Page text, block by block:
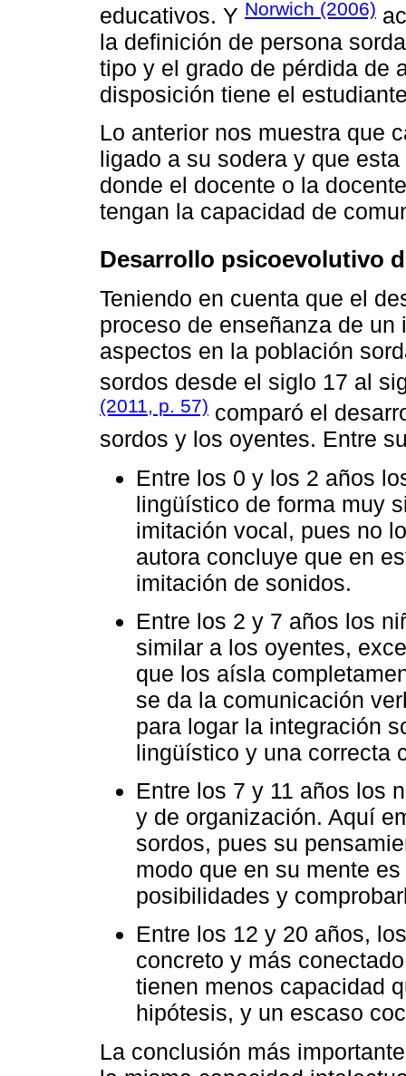
educativos. Y Norwich (2006)
la definición de persona
tipo y el grado de pérdida de
disposición tiene el
Lo anterior nos muestra que
ligado a su sodera y que
donde el docente o la
tengan la capacidad de
Desarrollo psicoevolutivo
Teniendo en cuenta que el
proceso de enseñanza de
aspectos en la población
sordos desde el siglo 17 al
(2011, p. 57) comparó el
sordos y los oyentes. Entre
Entre los 0 y los 2 años
lingüístico de forma muy
imitación vocal, pues no
autora concluye que en
imitación de sonidos.
Entre los 2 y 7 años los
similar a los oyentes,
que los aísla
se da la comunicación
para logar la integración
lingüístico y una correcta
Entre los 7 y 11 años los
y de organización. Aquí
sordos, pues su
modo que en su mente
posibilidades y
Entre los 12 y 20 años,
concreto y más
tienen menos capacidad
hipótesis, y un escaso
La conclusión más